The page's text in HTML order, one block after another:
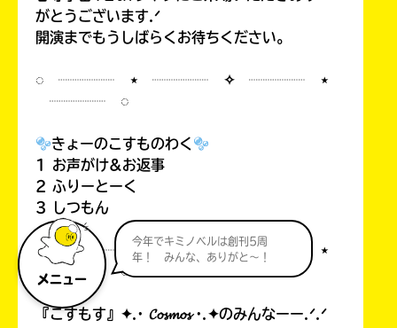
メニュー
今年でキミノベルは創刊5周
年！ みんな、ありがと～！
がとうございます.ᐟ
開演までもうしばらくお待ちください。
◌ ┈┈┈┈ ⋆ ┈┈┈┈ ✧ ┈┈┈┈ ⋆
┈┈┈┈ ◌
きょーのこすものわく
1 お声がけ&お返事
2 ふりーとーく
3 しつもん
◌ ┈┈┈┈ ⋆ ┈┈┈┈ ✧ ┈┈┈┈ ⋆
┈┈┈┈ ◌
『こすもす』✦.· 𝓒𝓸𝓼𝓶𝓸𝓼 ·.✦のみんなーー.ᐟ.ᐟ